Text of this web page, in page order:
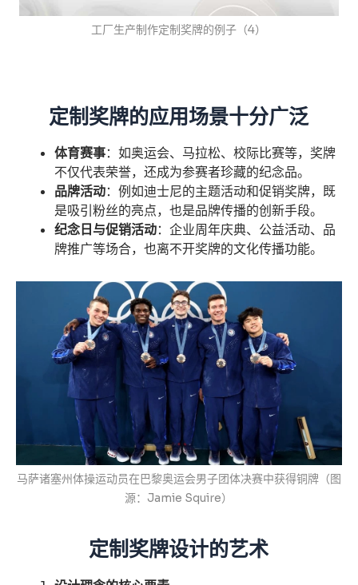
工厂生产制作定制奖牌的例子（4）
定制奖牌的应用场景十分广泛
体育赛事：如奥运会、马拉松、校际比赛等，奖牌
不仅代表荣誉，还成为参赛者珍藏的纪念品。
品牌活动：例如迪士尼的主题活动和促销奖牌，既
是吸引粉丝的亮点，也是品牌传播的创新手段。
纪念日与促销活动：企业周年庆典、公益活动、品
牌推广等场合，也离不开奖牌的文化传播功能。
马萨诸塞州体操运动员在巴黎奥运会男子团体决赛中获得铜牌（图
源：Jamie Squire）
定制奖牌设计的艺术